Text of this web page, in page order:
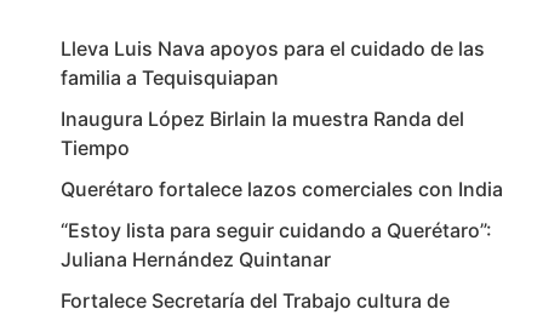
Lleva Luis Nava apoyos para el cuidado de las
familia a Tequisquiapan
Inaugura López Birlain la muestra Randa del
Tiempo
Querétaro fortalece lazos comerciales con India
“Estoy lista para seguir cuidando a Querétaro”:
Juliana Hernández Quintanar
Fortalece Secretaría del Trabajo cultura de